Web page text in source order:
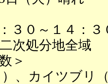
３０～１４：３
次処分地全域
＞
、カイツブリ